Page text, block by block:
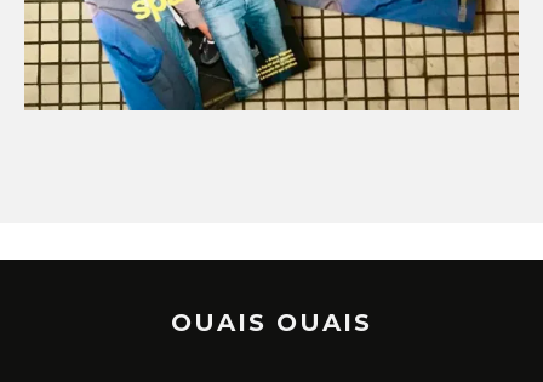
OUAIS OUAIS